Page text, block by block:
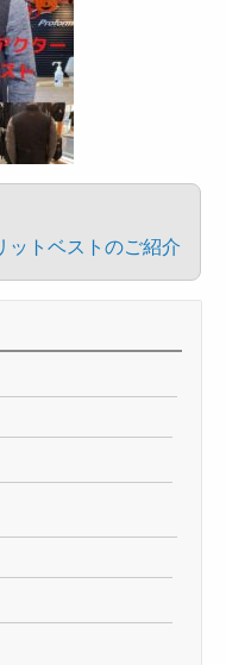
ットベストのご紹介